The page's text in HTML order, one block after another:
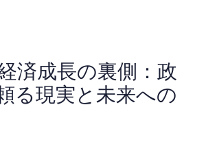
済成長の裏側：政
る現実と未来への